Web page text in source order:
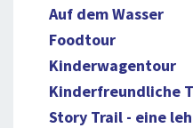
Auf dem Wasser
Foodtour
Kinderwagentour
Kinderfreundliche
Story Trail - eine